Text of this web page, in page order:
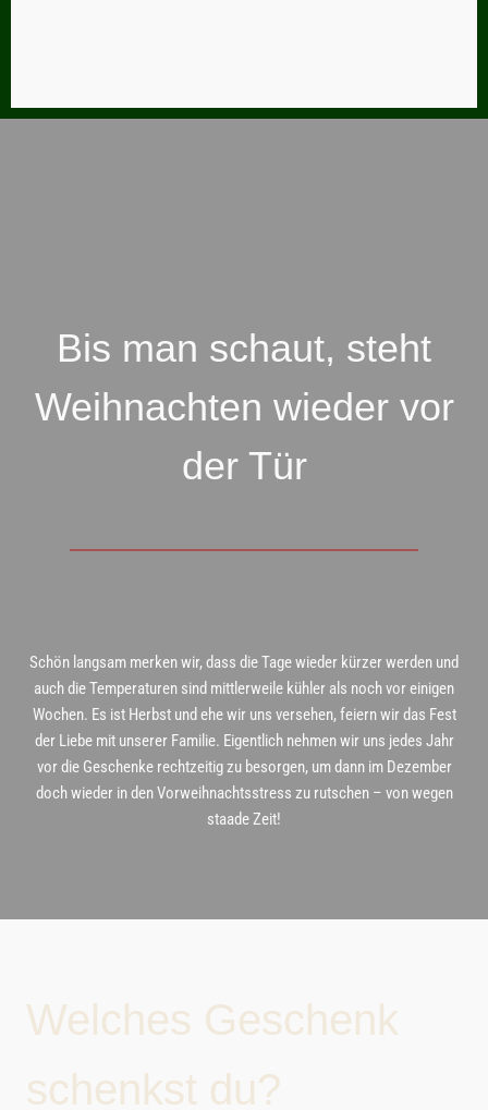
Bis man schaut, steht
Weihnachten wieder vor
der Tür
Schön langsam merken wir, dass die Tage wieder kürzer werden und
auch die Temperaturen sind mittlerweile kühler als noch vor einigen
Wochen. Es ist Herbst und ehe wir uns versehen, feiern wir das Fest
der Liebe mit unserer Familie. Eigentlich nehmen wir uns jedes Jahr
vor die Geschenke rechtzeitig zu besorgen, um dann im Dezember
doch wieder in den Vorweihnachtsstress zu rutschen – von wegen
staade Zeit!
Welches Geschenk
schenkst du?